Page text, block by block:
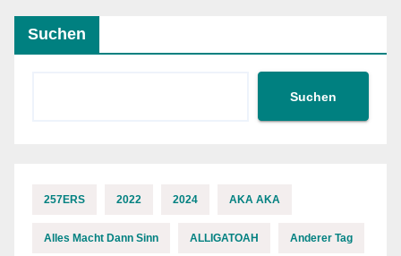
Suchen
Suchen
257ERS 2022 2024 AKA AKA
Alles Macht Dann Sinn ALLIGATOAH Anderer Tag